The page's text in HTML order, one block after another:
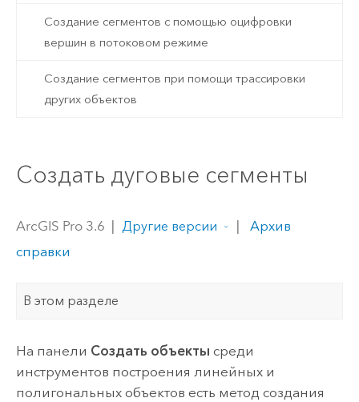
Создание сегментов с помощью оцифровки
вершин в потоковом режиме
Создание сегментов при помощи трассировки
других объектов
Создать дуговые сегменты
ArcGIS Pro 3.6 | Другие версии |
Архив
справки
В этом разделе
На панели Создать объекты среди
инструментов построения линейных и
полигональных объектов есть метод создания